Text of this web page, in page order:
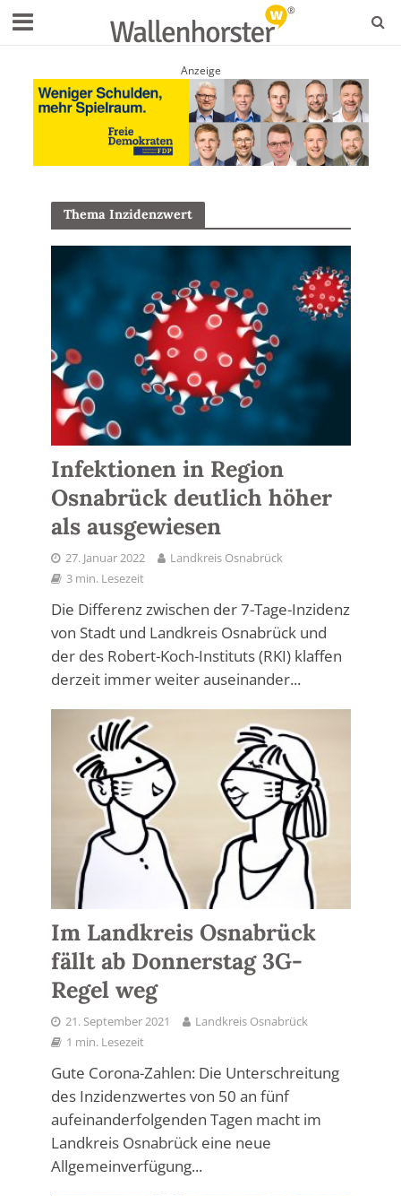
Anzeige
Thema Inzidenzwert
Infektionen in Region
Osnabrück deutlich höher
als ausgewiesen
27. Januar 2022
Landkreis Osnabrück
3 min. Lesezeit
Die Differenz zwischen der 7-Tage-Inzidenz
von Stadt und Landkreis Osnabrück und
der des Robert-Koch-Instituts (RKI) klaffen
derzeit immer weiter auseinander...
Im Landkreis Osnabrück
fällt ab Donnerstag 3G-
Regel weg
21. September 2021
Landkreis Osnabrück
1 min. Lesezeit
Gute Corona-Zahlen: Die Unterschreitung
des Inzidenzwertes von 50 an fünf
aufeinanderfolgenden Tagen macht im
Landkreis Osnabrück eine neue
Allgemeinverfügung...